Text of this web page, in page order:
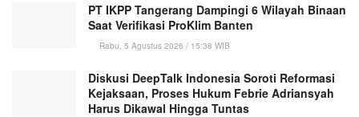
PT IKPP Tangerang Dampingi 6 Wilayah Binaan
Saat Verifikasi ProKlim Banten
Rabu, 5 Agustus 2026 / 15:38 WIB
Diskusi DeepTalk Indonesia Soroti Reformasi
Kejaksaan, Proses Hukum Febrie Adriansyah
Harus Dikawal Hingga Tuntas